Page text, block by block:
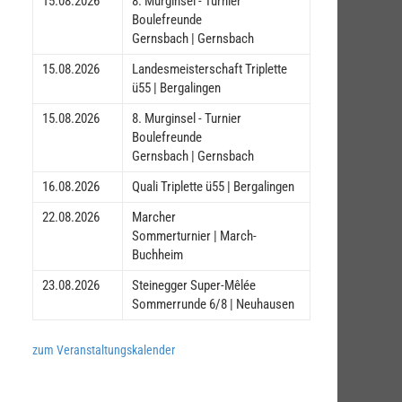
Boulefreunde
Gernsbach | Gernsbach
15.08.2026
Landesmeisterschaft Triplette
ü55 | Bergalingen
15.08.2026
8. Murginsel - Turnier
Boulefreunde
Gernsbach | Gernsbach
16.08.2026
Quali Triplette ü55 | Bergalingen
22.08.2026
Marcher
Sommerturnier | March-
Buchheim
23.08.2026
Steinegger Super-Mêlée
Sommerrunde 6/8 | Neuhausen
zum Veranstaltungskalender